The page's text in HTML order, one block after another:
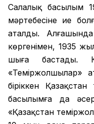
Салалық басылым
мәртебесіне ие
аталды.
көргенімен, 1935
шыға бастады.
«Теміржолшылар»
біріккен
басылымға да
«Қазақстан